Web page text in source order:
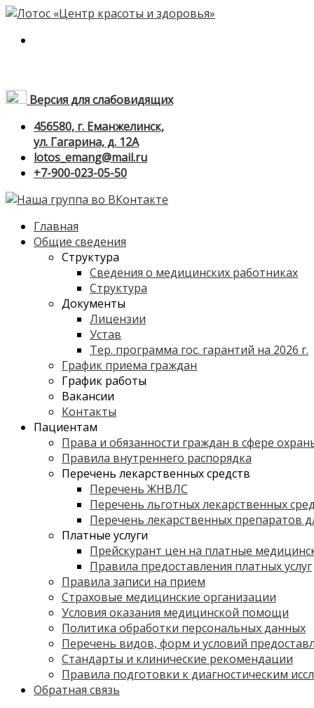
Версия для слабовидящих
456580, г. Еманжелинск,
ул. Гагарина, д. 12А
lotos_emang@mail.ru
+7-900-023-05-50
Главная
Общие сведения
Структура
Сведения о медицинских работниках
Структура
Документы
Лицензии
Устав
Тер. программа гос. гарантий на 2026 г.
График приема граждан
График работы
Вакансии
Контакты
Пациентам
Права и обязанности граждан в сфере
Правила внутреннего распорядка
Перечень лекарственных средств
Перечень ЖНВЛС
Перечень льготных лекарственных
Перечень лекарственных препаратов
Платные услуги
Прейскурант цен на платные
Правила предоставления платных услуг
Правила записи на прием
Страховые медицинские организации
Условия оказания медицинской помощи
Политика обработки персональных данных
Перечень видов, форм и условий
Стандарты и клинические рекомендации
Правила подготовки к диагностическим
Обратная связь